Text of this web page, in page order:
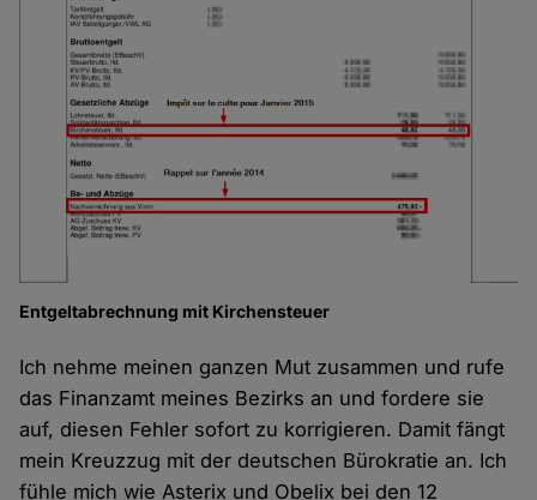
Entgeltabrechnung mit Kirchensteuer
Ich nehme meinen ganzen Mut zusammen und rufe
das Finanzamt meines Bezirks an und fordere sie
auf, diesen Fehler sofort zu korrigieren. Damit fängt
mein Kreuzzug mit der deutschen Bürokratie an. Ich
fühle mich wie Asterix und Obelix bei den 12